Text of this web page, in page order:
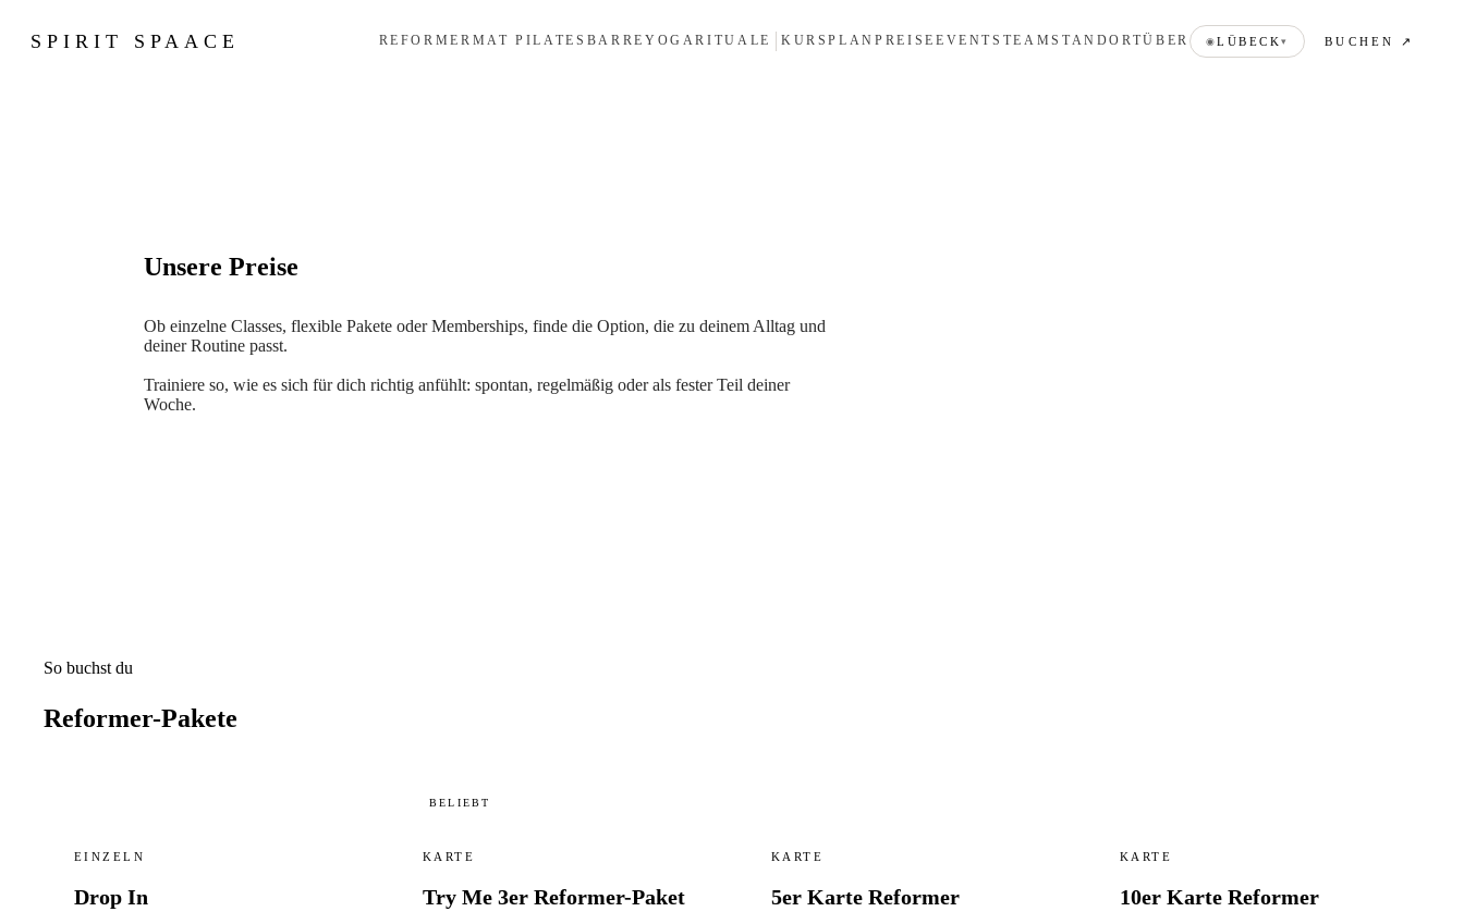
SPIRIT SPAACE REFORMER MAT PILATES BARRE YOGARITUALE KURSPLANPREISE EVENTS TEAMSTANDORTÜBER ◉LÜBECK ▾ BUCHEN ↗
Unsere Preise
Ob einzelne Classes, flexible Pakete oder Memberships, finde die Option, die zu deinem Alltag und
deiner Routine passt.
Trainiere so, wie es sich für dich richtig anfühlt: spontan, regelmäßig oder als fester Teil deiner
Woche.
So buchst du
Reformer-Pakete
EINZELN
Drop In
BELIEBT
KARTE
Try Me 3er Reformer-Paket
KARTE
5er Karte Reformer
KARTE
10er Karte Reformer